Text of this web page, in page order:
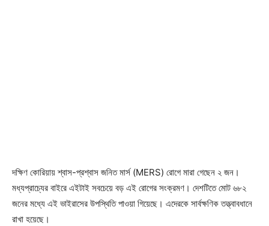
দক্ষিণ কোরিয়ায় শ্বাস-প্রশ্বাস জনিত মার্স (MERS) রোগে মারা গেছেন ২ জন।
মধ্যপ্রাচ্যের বাইরে এইটাই সবচেয়ে বড় এই রোগের সংক্রমণ। দেশটিতে মোট ৬৮২
জনের মধ্যে এই ভাইরাসের উপস্থিতি পাওয়া গিয়েছে। এদেরকে সার্বক্ষণিক তত্ত্বাবধানে
রাখা হয়েছে।